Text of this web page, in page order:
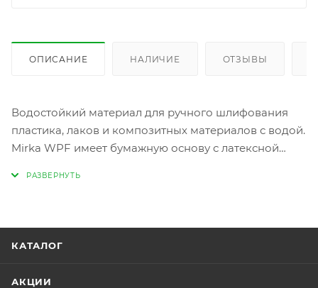
ОПИСАНИЕ НАЛИЧИЕ ОТЗЫВЫ
Водостойкий материал для ручного шлифования
пластика, лаков и композитных материалов с водой.
Mirka WPF имеет бумажную основу с латексной
КАТАЛОГ
АКЦИИ